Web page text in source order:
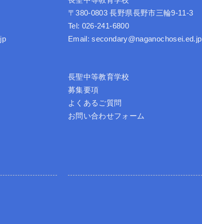
〒380-0803 長野県長野市三輪9-11-3
Tel: 026-241-6800
Email: secondary@naganochosei.ed.jp
長聖中等教育学校
募集要項
よくあるご質問
お問い合わせフォーム